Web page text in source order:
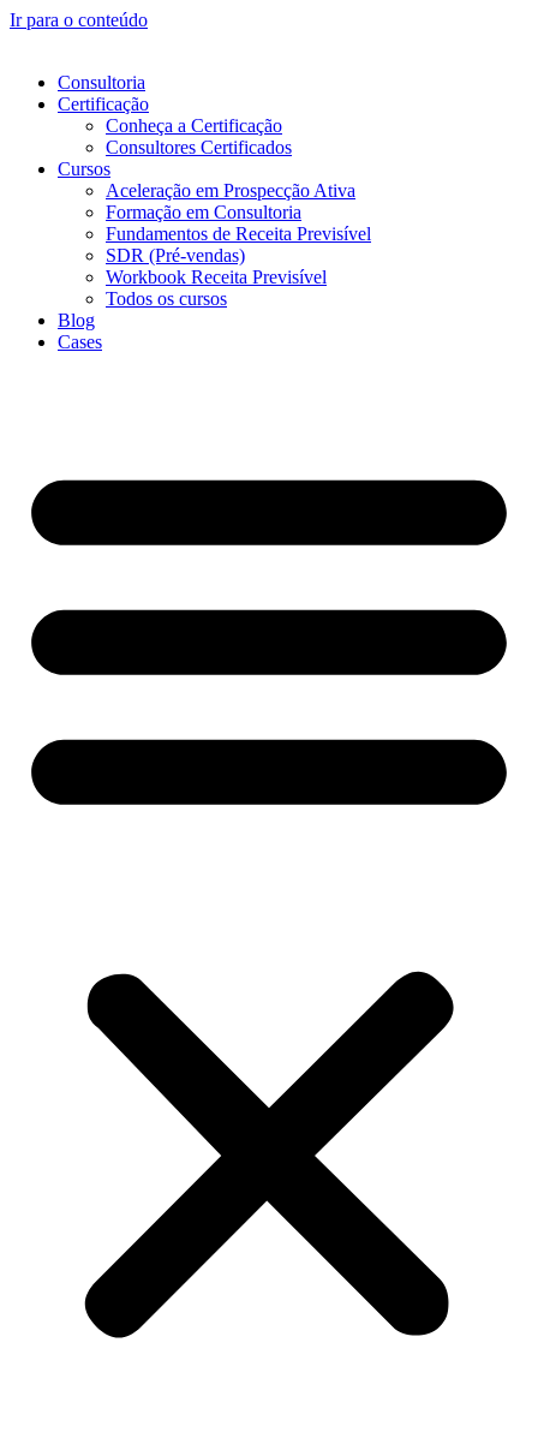
Ir para o conteúdo
Consultoria
Certificação
Conheça a Certificação
Consultores Certificados
Cursos
Aceleração em Prospecção Ativa
Formação em Consultoria
Fundamentos de Receita Previsível
SDR (Pré-vendas)
Workbook Receita Previsível
Todos os cursos
Blog
Cases